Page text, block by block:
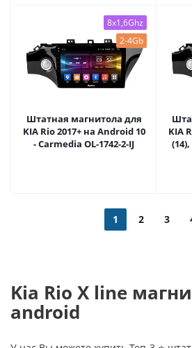
8x1,6Ghz
2-4Gb
Штатная магнитола для
KIA Rio 2017+ на Android 10
- Carmedia OL-1742-2-IJ
KIA
1 2 3
Kia Rio X line
android